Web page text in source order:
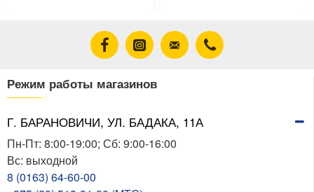
Режим работы магазинов
Г. БАРАНОВИЧИ, УЛ. БАДАКА, 11А
Пн-Пт: 8:00-19:00; Сб: 9:00-16:00
Вс: выходной
8 (0163) 64-60-00